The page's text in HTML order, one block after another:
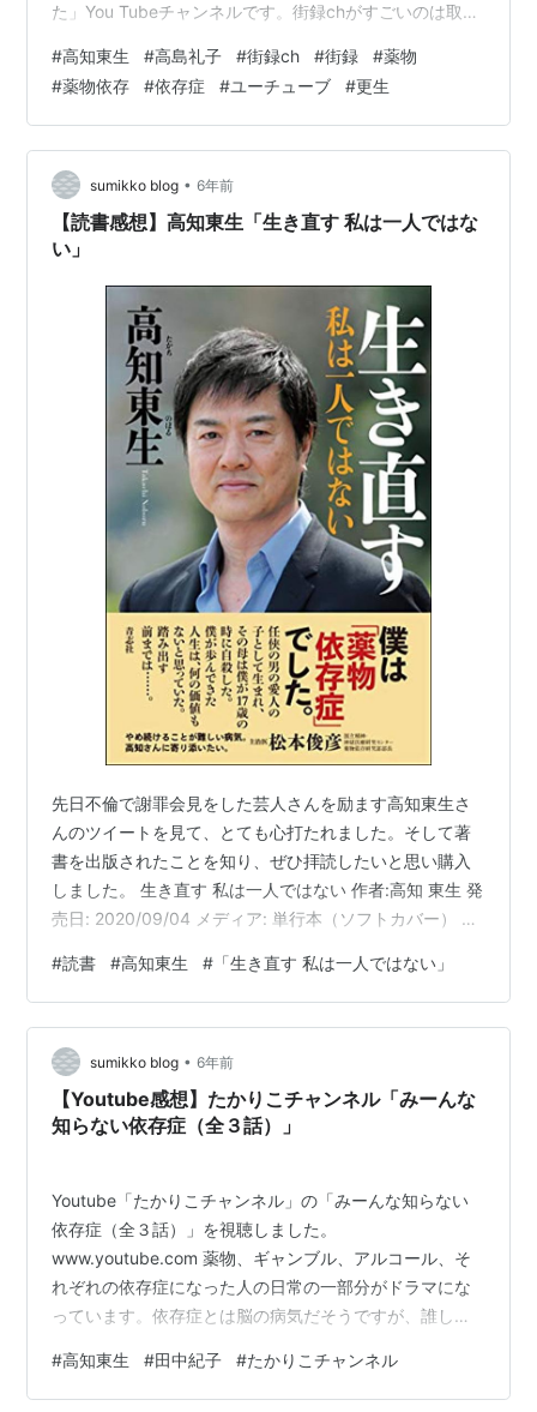
た」You Tubeチャンネルです。街録chがすごいのは取材
る素人参加者も多く居ることだと思います。 東野幸治、
武井壮などの大物テレビ芸能人から素人の40代女性まで
様々です。街録chを見ていると、月並みなのですが「本
当に自分が想像し得ない、全く別の世界線で生きている
方がこんなに居るのか」と驚くばかりです。そんな街録
chファンの自分が間違い…
#高知東生 #高島礼子 #街録ch #街録 #薬物
#薬物依存 #依存症 #ユーチューブ #更生
sumikko blog • 6年前
【読書感想】高知東生「生き直す 私は一人ではな
い」
先日不倫で謝罪会見をした芸人さんを励ます高知東生さ
んのツイートを見て、とても心打たれました。そして著
書を出版されたことを知り、ぜひ拝読したいと思い購入
しました。 生き直す 私は一人ではない 作者:高知 東生 発
売日: 2020/09/04 メディア: 単行本（ソフトカバー） 薬
気づいた本書を拝読するまでは、普通に生活していれば
薬物に触れる機会もないし、薬物に手を出す人は自分と
は違う世界にいる特別な人だというイメージがありまし
た。自分が犯罪を犯していないこともあって、とても失
礼な言い方になってしまいますが「私は、この人たちと
一緒じゃない」みたいに…
#読書 #高知東生 # 「生き直す 私は一人ではない」
sumikko blog • 6年前
【Youtube感想】たかりこチャンネル「みーんな
知らない依存症（全３話）」
Youtube「たかりこチャンネル」の「みーんな知らない
依存症（全３話）」を視聴しました。
www.youtube.com 薬物、ギャンブル、アルコール、そ
れぞれの依存症になった人の日常の一部分がドラマにな
っています。依存症とは脳の病気だそうですが、誰しも
に病気だという自覚が無かったり自分には関係のないこ
とだと考えてしまうところが怖いと思いました。また私
#高知東生 #田中紀子 #たかりこチャンネル